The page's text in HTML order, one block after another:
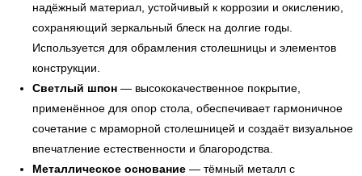
надёжный материал, устойчивый к коррозии и окислению,
сохраняющий зеркальный блеск на долгие годы.
Используется для обрамления столешницы и элементов
конструкции.
Светлый шпон — высококачественное покрытие,
применённое для опор стола, обеспечивает гармоничное
сочетание с мраморной столешницей и создаёт визуальное
впечатление естественности и благородства.
Металлическое основание — тёмный металл с
УЗНАТЬ ПОДРОБНЕЕ